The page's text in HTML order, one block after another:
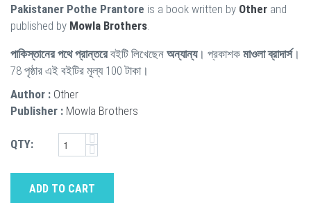
Pakistaner Pothe Prantore is a book written by Other and
published by Mowla Brothers
পাকিস্তানের পথে প্রান্তরেবইটি লিখেছেন অন্যান্য। প্রকাশক মাওলা ব্রাদার্স।
78 পৃষ্ঠার এই বইটির মূল্য 100 টাকা।
Author : Other
Publisher : Mowla Brothers
QTY:
ADD TO CART